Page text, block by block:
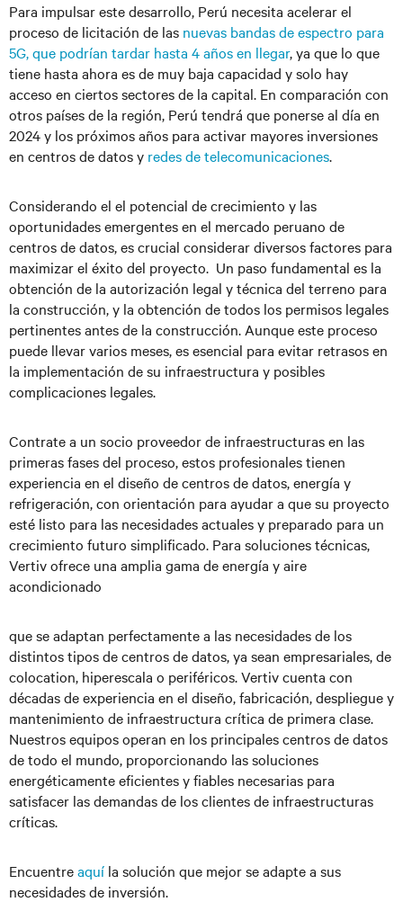
Para impulsar este desarrollo, Perú necesita acelerar el
proceso de licitación de las nuevas bandas de espectro para
5G, que podrían tardar hasta 4 años en llegar, ya que lo que
tiene hasta ahora es de muy baja capacidad y solo hay
acceso en ciertos sectores de la capital. En comparación con
otros países de la región, Perú tendrá que ponerse al día en
2024 y los próximos años para activar mayores inversiones
en centros de datos y redes de telecomunicaciones.
Considerando el el potencial de crecimiento y las
oportunidades emergentes en el mercado peruano de
centros de datos, es crucial considerar diversos factores para
maximizar el éxito del proyecto. Un paso fundamental es la
obtención de la autorización legal y técnica del terreno para
la construcción, y la obtención de todos los permisos legales
pertinentes antes de la construcción. Aunque este proceso
puede llevar varios meses, es esencial para evitar retrasos en
la implementación de su infraestructura y posibles
complicaciones legales.
Contrate a un socio proveedor de infraestructuras en las
primeras fases del proceso, estos profesionales tienen
experiencia en el diseño de centros de datos, energía y
refrigeración, con orientación para ayudar a que su proyecto
esté listo para las necesidades actuales y preparado para un
crecimiento futuro simplificado. Para soluciones técnicas,
Vertiv ofrece una amplia gama de energía y aire
acondicionado
que se adaptan perfectamente a las necesidades de los
distintos tipos de centros de datos, ya sean empresariales, de
colocation, hiperescala o periféricos. Vertiv cuenta con
décadas de experiencia en el diseño, fabricación, despliegue y
mantenimiento de infraestructura crítica de primera clase.
Nuestros equipos operan en los principales centros de datos
de todo el mundo, proporcionando las soluciones
energéticamente eficientes y fiables necesarias para
satisfacer las demandas de los clientes de infraestructuras
críticas.
Encuentreaquí la solución que mejor se adapte a sus
necesidades de inversión.